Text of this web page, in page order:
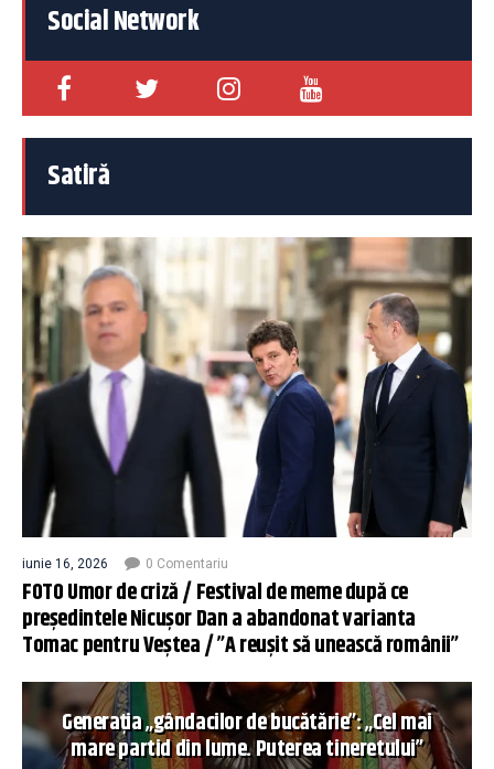
Social Network
Satiră
iunie 16, 2026 0 Comentariu
FOTO Umor de criză / Festival de meme după ce
președintele Nicușor Dan a abandonat varianta
Tomac pentru Veștea / ”A reușit să unească românii”
Generația „gândacilor de bucătărie”: „Cel mai
mare partid din lume. Puterea tineretului”